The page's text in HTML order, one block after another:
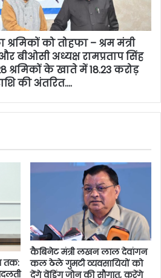
को तोहफा – श्रम मंत्री
अध्यक्ष रामप्रताप सिंह
के खाते में 18.23 करोड़
की अंतरित….
तक:
कैबिनेट मंत्री लखन लाल देवांगन
कल ठेले गुमटी व्यवसायियों को
देंगे वेंडिंग जोन की सौगात, करेंगे